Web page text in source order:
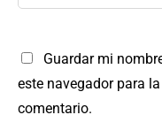
Guardar mi
este navegador para
comentario.